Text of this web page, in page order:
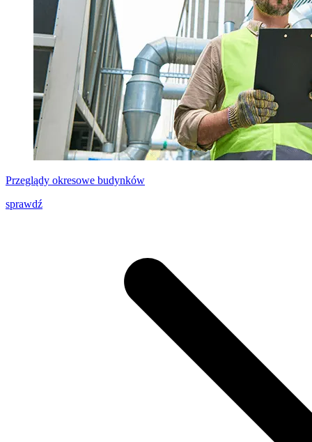
Przeglądy okresowe budynków
sprawdź